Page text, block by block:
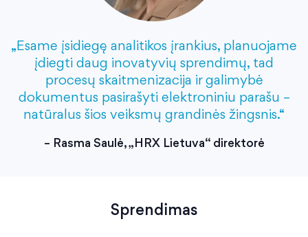
„Esame įsidiegę analitikos įrankius, planuojame
įdiegti daug inovatyvių sprendimų, tad
procesų skaitmenizacija ir galimybė
dokumentus pasirašyti elektroniniu parašu –
natūralus šios veiksmų grandinės žingsnis.“
– Rasma Saulė, „HRX Lietuva“ direktorė
Sprendimas